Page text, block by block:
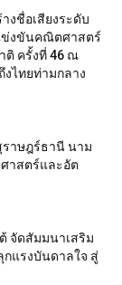
งชื่อเสียงระดับ
ข่งขันคณิตศาสตร์
ติ ครั้งที่ 46 ณ
งไทยท่ามกลาง
ราษฎร์ธานี นาม
าสตร์และอัต
จัดสัมมนาเสริม
แรงบันดาลใจ สู่